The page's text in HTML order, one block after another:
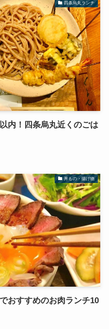
四条烏丸ランチ
内！四条烏丸近くのごは
丼もの・揚げ物
おすすめのお肉ランチ10